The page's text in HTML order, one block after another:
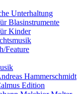
Unterhaltung
Blasinstrumente
Kinder
Feature
Hammerschmidt
Edition